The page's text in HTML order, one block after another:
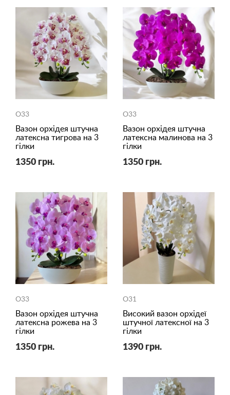
O33
Вазон орхідея штучна
латексна тигрова на 3
гілки
1350 грн.
O33
Вазон орхідея штучна
латексна малинова на 3
гілки
1350 грн.
O33
Вазон орхідея штучна
латексна рожева на 3
гілки
1350 грн.
O31
Високий вазон орхідеї
штучної латексної на 3
гілки
1390 грн.